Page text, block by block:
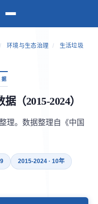
/ 环境与生态治理 /
生活垃圾
（2015-2024）
理。数据整理自《中国
2015-2024 · 10年